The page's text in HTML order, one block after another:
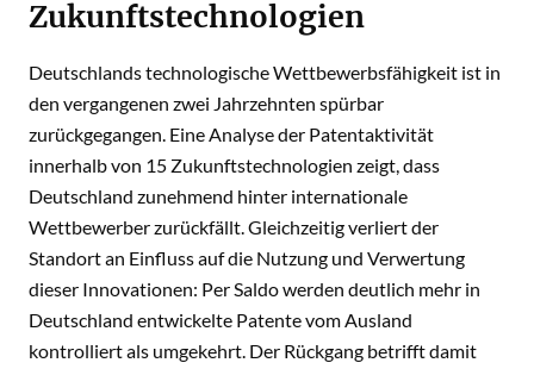
Zukunftstechnologien
Deutschlands technologische Wettbewerbsfähigkeit ist in
den vergangenen zwei Jahrzehnten spürbar
zurückgegangen. Eine Analyse der Patentaktivität
innerhalb von 15 Zukunftstechnologien zeigt, dass
Deutschland zunehmend hinter internationale
Wettbewerber zurückfällt. Gleichzeitig verliert der
Standort an Einfluss auf die Nutzung und Verwertung
dieser Innovationen: Per Saldo werden deutlich mehr in
Deutschland entwickelte Patente vom Ausland
kontrolliert als umgekehrt. Der Rückgang betrifft damit